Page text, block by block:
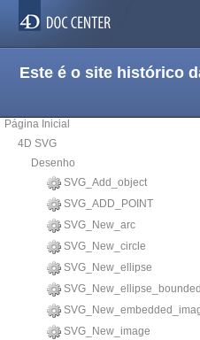
Este é o site histórico
Página Inicial
4D SVG
Desenho
SVG_Add_object
SVG_ADD_POINT
SVG_New_arc
SVG_New_circle
SVG_New_ellipse
SVG_New_ellipse_bounded
SVG_New_image